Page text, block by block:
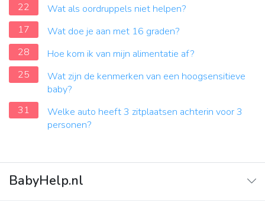
22
Wat als oordruppels niet helpen?
17
Wat doe je aan met 16 graden?
28
Hoe kom ik van mijn alimentatie af?
25
Wat zijn de kenmerken van een hoogsensitieve
baby?
31
Welke auto heeft 3 zitplaatsen achterin voor 3
personen?
BabyHelp.nl